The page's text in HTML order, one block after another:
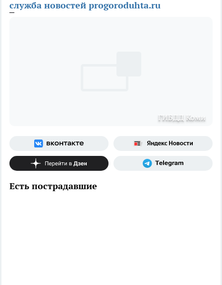
служба новостей progoroduhta.ru
ГИБДД Коми
Есть пострадавшие